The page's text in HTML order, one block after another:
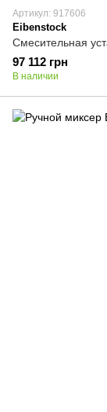
Артикул: 917606
Eibenstock
Смесительная
97 112 грн
В наличии